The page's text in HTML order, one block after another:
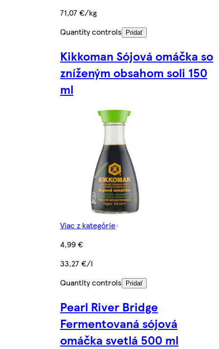
71,07 €/kg
Quantity controls
Pridať
Kikkoman Sójová omáčka so
zníženým obsahom soli 150
ml
Viac z kategórie
4,99 €
33,27 €/l
Quantity controls
Pridať
Pearl River Bridge
Fermentovaná sójová
omáčka svetlá 500 ml